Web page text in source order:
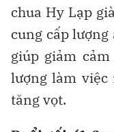
chua Hy Lạp
cung cấp
giúp giảm
lượng làm việc
tăng vọt.